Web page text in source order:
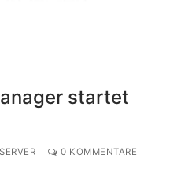
startet
SERVER 0 KOMMENTARE